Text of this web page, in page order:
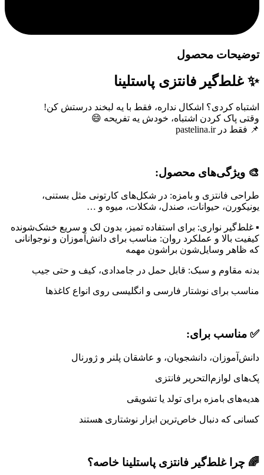
توضیحات محصول
✨ غلط‌گیر فانتزی پاستلینا
اشتباه کردی؟ اشکال نداره، فقط با یه لبخند درستش کن!
وقتی پاک کردن اشتباه، خودش یه تفریحه 😄
📌 فقط در pastelina.ir
🎨 ویژگی‌های محصول:
طراحی فانتزی و بامزه: در شکل‌های کارتونی مثل بستنی،
یونیکورن، حیوانات، صندل، شکلات، میوه و …
▪ غلط‌گیر نواری: برای استفاده تمیز، بدون لک و سریع خشک‌شونده
کیفیت بالا و عملکرد روان: مناسب برای دانش‌آموزان و نوجوانانی
که ظاهر وسایل‌شون براشون مهمه
بدنه مقاوم و سبک: قابل حمل در جامدادی، کیف و حتی جیب
مناسب برای نوشتار فارسی و انگلیسی روی انواع کاغذها
✅ مناسب برای:
دانش‌آموزان، دانشجویان، و عاشقان پلنر و ژورنال
پک‌های لوازم‌التحریر فانتزی
هدیه‌های بامزه برای تولد یا تشویقی
کسانی که دنبال خاص‌ترین ابزار نوشتاری هستند
🌈 چرا غلط‌گیر فانتزی پاستلینا خاصه؟